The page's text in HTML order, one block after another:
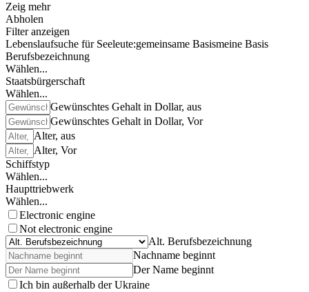
Zeig mehr
Abholen
Filter anzeigen
Lebenslaufsuche für Seeleute:gemeinsame Basismeine Basis
Berufsbezeichnung
Wählen...
Staatsbürgerschaft
Wählen...
Gewünschtes Gehalt in Dollar, aus
Gewünschtes Gehalt in Dollar, Vor
Alter, aus
Alter, Vor
Schiffstyp
Wählen...
Haupttriebwerk
Wählen...
Electronic engine
Not electronic engine
Alt. Berufsbezeichnung
Nachname beginnt
Der Name beginnt
Ich bin außerhalb der Ukraine